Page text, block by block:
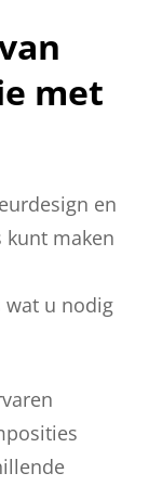
met
en
kunt maken
wat u nodig